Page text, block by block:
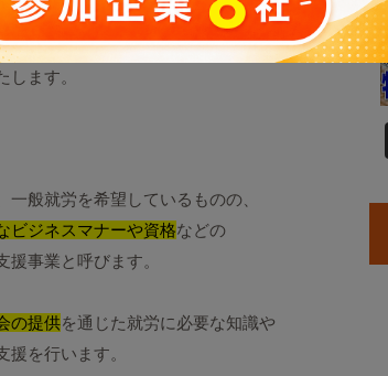
ます。
般就労を希望しているものの、
ビジネスマナーや資格などの
援事業と呼びます。
の提供を通じた就労に必要な知識や
を行います。